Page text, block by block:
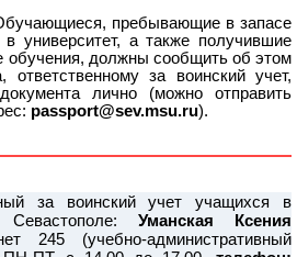
пребывающие в запасе
университет, а также получившие
обучения, должны сообщить об этом
ответственному за воинский учет,
лично (можно отправить
passport@sev.msu.ru).
за воинский учет учащихся в
Уманская Ксения
245 (учебно-административный